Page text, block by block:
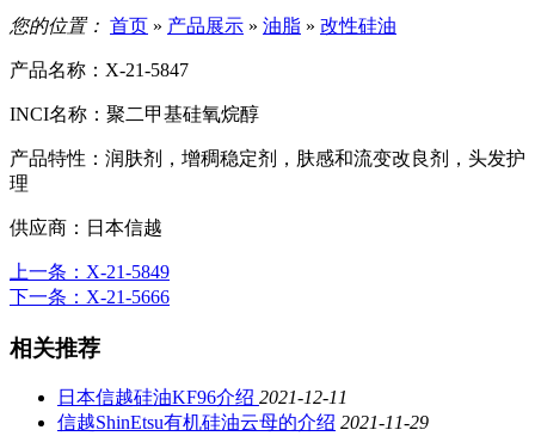
您的位置： 首页 » 产品展示 » 油脂 » 改性硅油
产品名称： X-21-5847
INCI名称： 聚二甲基硅氧烷醇
产品特性： 润肤剂，增稠稳定剂，肤感和流变改良剂，头发护
理
供应商： 日本信越
上一条 ：X-21-5849
下一条 ：X-21-5666
相关推荐
日本信越硅油KF96介绍 2021-12-11
信越ShinEtsu有机硅油云母的介绍 2021-11-29